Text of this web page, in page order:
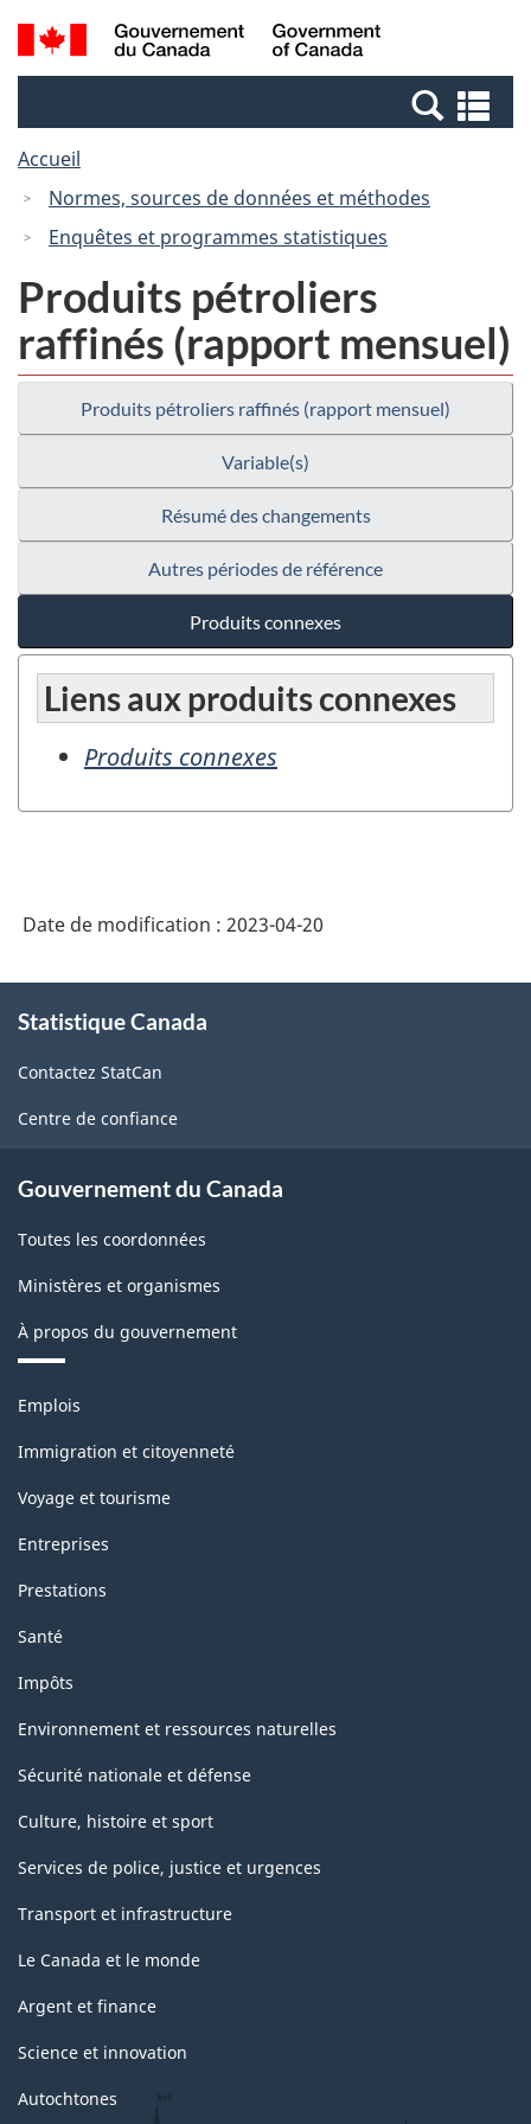
Passer
au
Passer
à
Canada
Recherche
et
et
Accueil
Normes, sources de données et méthodes
Enquêtes et programmes statistiques
Produits pétroliers
raffinés (rapport mensuel)
Produits pétroliers raffinés (rapport mensuel)
Variable(s)
Résumé des changements
Autres périodes de référence
Produits connexes
Liens aux produits connexes
Produits connexes
Date de modification : 2023-04-20
propos
ce
site
Statistique Canada
Contactez StatCan
Centre de confiance
Gouvernement du Canada
Toutes les coordonnées
Ministères et organismes
À propos du gouvernement
Thèmes
sujets
Emplois
Immigration et citoyenneté
Voyage et tourisme
Entreprises
Prestations
Santé
Impôts
Environnement et ressources naturelles
Sécurité nationale et défense
Culture, histoire et sport
Services de police, justice et urgences
Transport et infrastructure
Le Canada et le monde
Argent et finance
Science et innovation
Autochtones